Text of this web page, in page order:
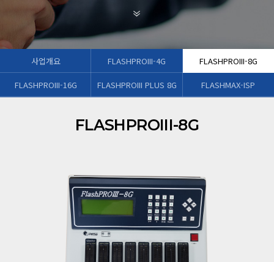
사업개요 FLASHPROIII-4G FLASHPROIII-8G
FLASHPROIII-16G FLASHPROIII PLUS 8G FLASHMAX-ISP
FLASHPROIII-8G